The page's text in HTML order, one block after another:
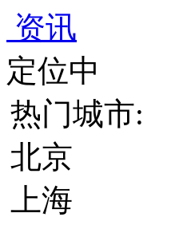
资讯
定位中
热门城市:
北京
上海